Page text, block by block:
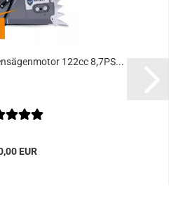
122cc 8,7PS...
EUR